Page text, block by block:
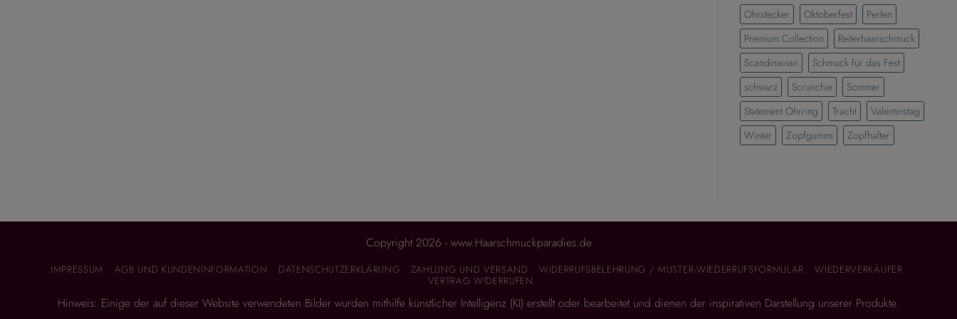
Ohrstecker
Oktoberfest
Perlen
Premium Collection
Reiterhaarschmuck
Scandinavian
Schmuck für das Fest
schwarz
Scrunchie
Sommer
Statement Ohrring
Tracht
Valentinstag
Winter
Zopfgummi Zopfhalter
Copyright 2026 - www.Haarschmuckparadies.de
IMPRESSUM AGB UND KUNDENINFORMATION DATENSCHUTZERKLÄRUNG ZAHLUNG UND VERSAND WIDERRUFSBELEHRUNG / MUSTER-WIEDERRUFSFORMULAR
WIEDERVERKÄUFER
VERTRAG WIDERRUFEN
Hinweis: Einige der auf dieser Website verwendeten Bilder wurden mithilfe künstlicher Intelligenz (KI) erstellt oder bearbeitet und dienen der inspirativen Darstellung unserer Produkte.